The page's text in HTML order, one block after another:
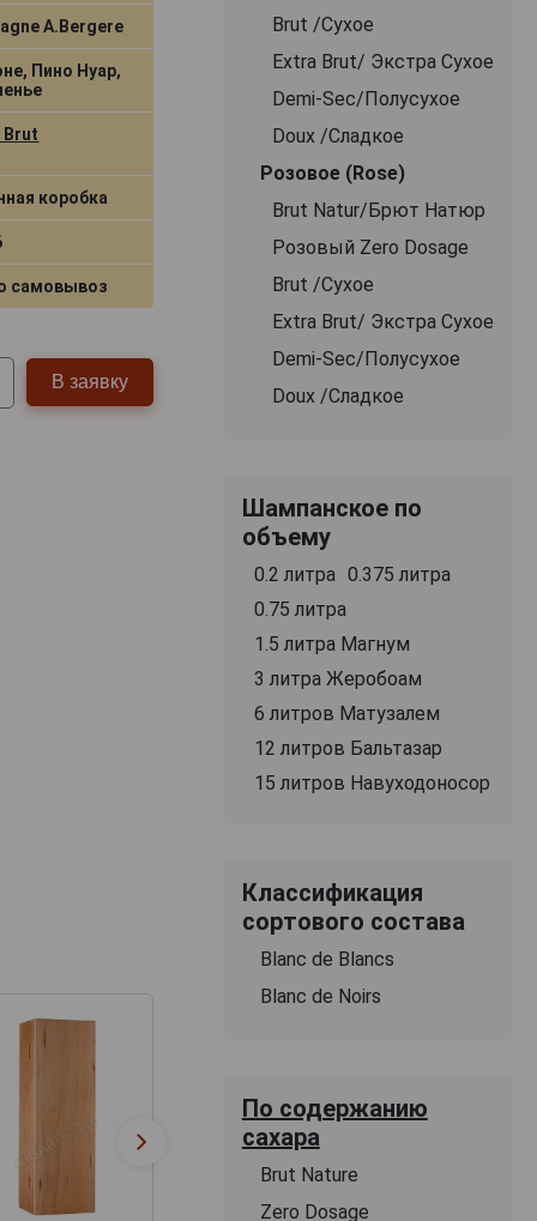
A.Bergere
Пино Нуар,
Brut
коробка
самовывоз
В заявку
Деревянная
коробка для коньяка
Футляр Бордо
Brut /Сухое
Extra Brut/ Экстра Сухое
Demi-Sec/Полусухое
Doux /Сладкое
Розовое (Rose)
Brut Natur/Брют Натюр
Розовый Zero Dosage
Brut /Сухое
Extra Brut/ Экстра Сухое
Demi-Sec/Полусухое
Doux /Сладкое
Шампанское по
объему
0.2 литра 0.375 литра
0.75 литра
1.5 литра Магнум
3 литра Жеробоам
6 литров Матузалем
12 литров Бальтазар
15 литров Навуходоносор
Классификация
сортового состава
Blanc de Blancs
Blanc de Noirs
По содержанию
сахара
Brut Nature
Zero Dosage